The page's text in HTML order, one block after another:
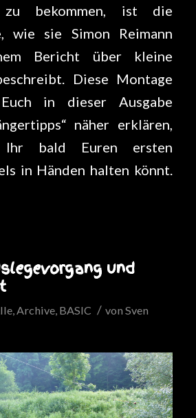
bekommen, ist die
wie sie Simon Reimann
Bericht über kleine
Diese Montage
in dieser Ausgabe
näher erklären,
bald Euren ersten
in Händen halten könnt.
und
, Archive, BASIC / von Sven